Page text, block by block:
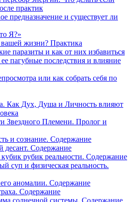
практик
предназначение и существует ли
Я?»
жизни? Практика
паразиты и как от них избавиться
пагубные последствия и влияние
или как собрать себя по
Как Дух, Душа и Личность влияют
Звездного Племени. Пролог и
и сознание. Содержание
десант. Содержание
рубик реальности. Содержание
суп и физическая реальность.
аномалии. Содержание
Содержание
солнечной системы. Содержание